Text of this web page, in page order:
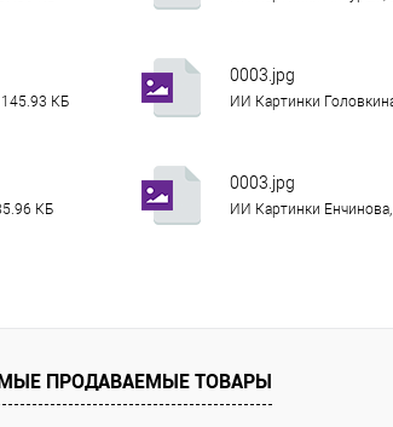
КБ
0003.jpg
ИИ Картинки
КБ
0003.jpg
ИИ Картинки
ПРОДАВАЕМЫЕ ТОВАРЫ